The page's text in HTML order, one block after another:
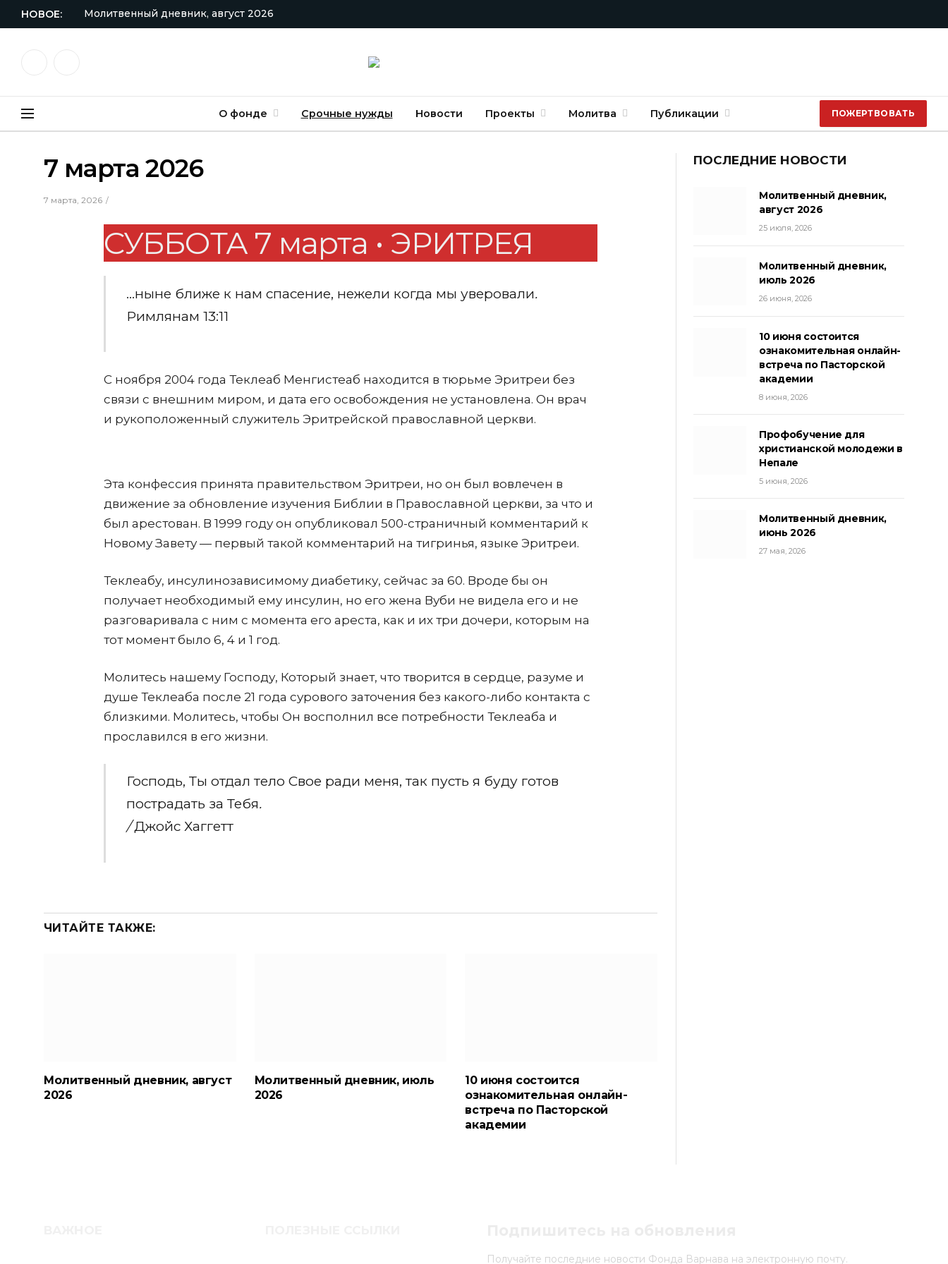
НОВОЕ: Молитвенный дневник, август 2026
О фонде Срочные нужды Новости Проекты Молитва Публикации ПОЖЕРТВОВАТЬ
7 марта 2026
7 марта, 2026
СУББОТА 7 марта • ЭРИТРЕЯ
…ныне ближе к нам спасение, нежели когда мы уверовали.
Римлянам 13:11
С ноября 2004 года Теклеаб Менгистеаб находится в тюрьме Эритреи без
связи с внешним миром, и дата его освобождения не установлена. Он врач
и рукоположенный служитель Эритрейской православной церкви.
Эта конфессия принята правительством Эритреи, но он был вовлечен в
движение за обновление изучения Библии в Православной церкви, за что и
был арестован. В 1999 году он опубликовал 500-страничный комментарий к
Новому Завету — первый такой комментарий на тигринья, языке Эритреи.
Теклеабу, инсулинозависимому диабетику, сейчас за 60. Вроде бы он
получает необходимый ему инсулин, но его жена Вуби не видела его и не
разговаривала с ним с момента его ареста, как и их три дочери, которым на
тот момент было 6, 4 и 1 год.
Молитесь нашему Господу, Который знает, что творится в сердце, разуме и
душе Теклеаба после 21 года сурового заточения без какого-либо контакта с
близкими. Молитесь, чтобы Он восполнил все потребности Теклеаба и
прославился в его жизни.
Господь, Ты отдал тело Свое ради меня, так пусть я буду готов
пострадать за Тебя.
/Джойс Хаггетт
ЧИТАЙТЕ ТАКЖЕ:
Молитвенный дневник, август
2026
Молитвенный дневник, июль
2026
10 июня состоится
ознакомительная онлайн-
встреча по Пасторской
академии
ПОСЛЕДНИЕ НОВОСТИ
Молитвенный дневник,
август 2026
25 июля, 2026
Молитвенный дневник,
июль 2026
26 июня, 2026
10 июня состоится
ознакомительная онлайн-
встреча по Пасторской
академии
8 июня, 2026
Профобучение для
христианской молодежи в
Непале
5 июня, 2026
Молитвенный дневник,
июнь 2026
27 мая, 2026
Получайте последние новости Фонда Варнава на электронную почту.